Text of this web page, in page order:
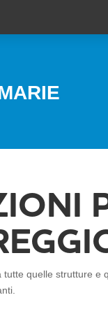
tutte quelle strutture e